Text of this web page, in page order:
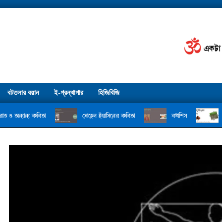
বটতলার বয়ান ই-গ্রন্থাগার হিজিবিজি
সোহেল ইয়াসিনের কবিতা বখশিস বার